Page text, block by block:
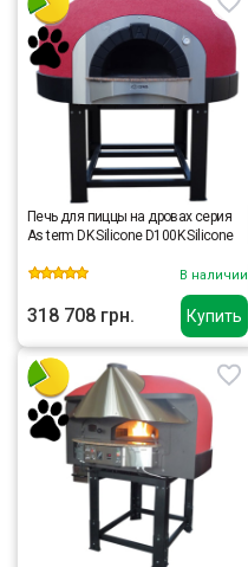
Купить
Печь для пиццы на дровах серия
As term DK Silicone D100K Silicone
В наличии
318 708 грн.